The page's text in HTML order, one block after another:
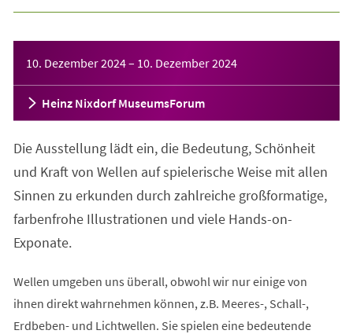
10. Dezember 2024– 10. Dezember 2024
Heinz Nixdorf MuseumsForum
Die Ausstellung lädt ein, die Bedeutung, Schönheit
und Kraft von Wellen auf spielerische Weise mit allen
Sinnen zu erkunden durch zahlreiche großformatige,
farbenfrohe Illustrationen und viele Hands-on-
Exponate.
Wellen umgeben uns überall, obwohl wir nur einige von
ihnen direkt wahrnehmen können, z.B. Meeres-, Schall-,
Erdbeben- und Lichtwellen. Sie spielen eine bedeutende